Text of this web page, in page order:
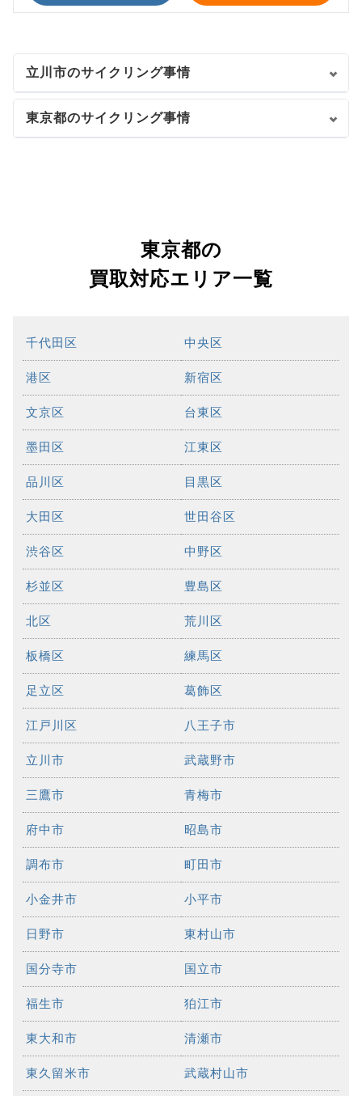
立川市のサイクリング事情
東京都のサイクリング事情
東京都の
買取対応エリア一覧
千代田区 中央区
港区 新宿区
文京区 台東区
墨田区 江東区
品川区 目黒区
大田区 世田谷区
渋谷区 中野区
杉並区 豊島区
北区 荒川区
板橋区 練馬区
足立区 葛飾区
江戸川区 八王子市
立川市 武蔵野市
三鷹市 青梅市
府中市 昭島市
調布市 町田市
小金井市 小平市
日野市 東村山市
国分寺市 国立市
福生市 狛江市
東大和市 清瀬市
東久留米市 武蔵村山市